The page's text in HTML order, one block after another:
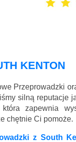
KENTON
Przeprowadzki
silną reputacje
która zapewnia
chętnie Ci pomoże.
z South